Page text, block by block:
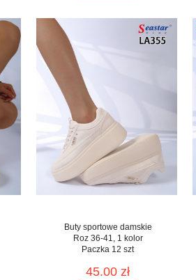
Buty sportowe damskie
Roz 36-41, 1 kolor
Paczka 12 szt
45.00 zł